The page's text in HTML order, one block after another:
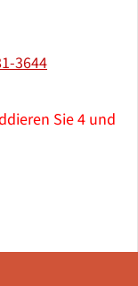
3644
Sie 4 und